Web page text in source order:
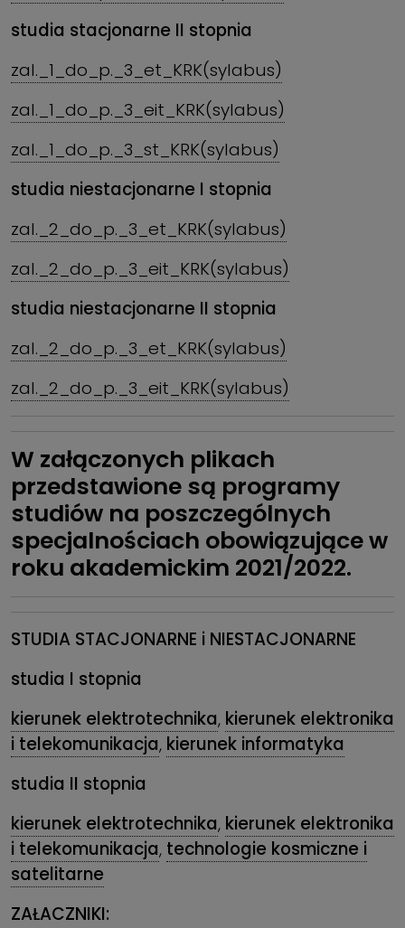
studia stacjonarne II stopnia
zal._1_do_p._3_et_KRK(sylabus)
zal._1_do_p._3_eit_KRK(sylabus)
zal._1_do_p._3_st_KRK(sylabus)
studia niestacjonarne I stopnia
zal._2_do_p._3_et_KRK(sylabus)
zal._2_do_p._3_eit_KRK(sylabus)
studia niestacjonarne II stopnia
zal._2_do_p._3_et_KRK(sylabus)
zal._2_do_p._3_eit_KRK(sylabus)
W załączonych plikach
przedstawione są programy
studiów na poszczególnych
specjalnościach obowiązujące w
roku akademickim 2021/2022.
STUDIA STACJONARNE i NIESTACJONARNE
studia I stopnia
kierunek elektrotechnika, kierunek elektronika
i telekomunikacja, kierunek informatyka
studia II stopnia
kierunek elektrotechnika, kierunek elektronika
i telekomunikacja, technologie kosmiczne i
satelitarne
ZAŁACZNIKI: